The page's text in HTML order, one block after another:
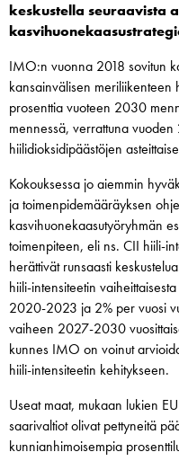
keskustella seuraavista
IMO:n vuonna 2018 sovitun
kansainvälisen
prosenttia vuoteen 2030
mennessä, verrattuna
hiilidioksidipäästöjen
Kokouksessa jo aiemmin
ja toimenpidemääräyksen
kasvihuonekaasutyöryhmän
toimenpiteen, eli ns. CII hiili-
herättivät runsaasti
hiili-intensiteetin
2020-2023 ja 2% per vuosi
vaiheen 2027-2030
kunnes IMO on voinut
hiili-intensiteetin kehitykseen.
Useat maat, mukaan lukien
saarivaltiot olivat pettyneitä
kunnianhimoisempia